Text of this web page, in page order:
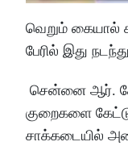
வெறும் கையால்
பேரில் இது
சென்னை ஆர்.
குறைகளை
சாக்கடையில்